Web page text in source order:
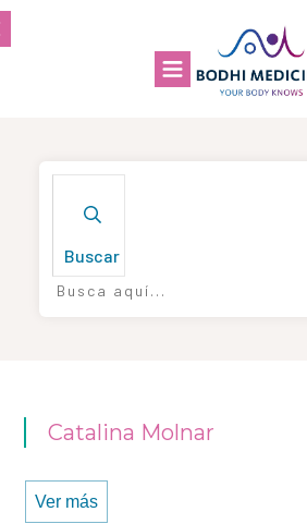
Buscar
Catalina Molnar
Ver más